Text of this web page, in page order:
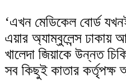
‘এখন মেডিকেল বোর্ড
এয়ার অ্যাম্বুলেন্স ঢাকায়
খালেদা জিয়াকে উন্নত
সব কিছুই কাতার কর্তৃপক্ষ